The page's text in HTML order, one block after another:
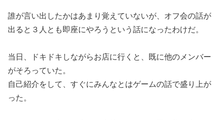
誰が言い出したかはあまり覚えていないが、オフ会の話が
出ると３人とも即座にやろうという話になったわけだ。
当日、ドキドキしながらお店に行くと、既に他のメンバー
がそろっていた。
自己紹介をして、すぐにみんなとはゲームの話で盛り上が
った。